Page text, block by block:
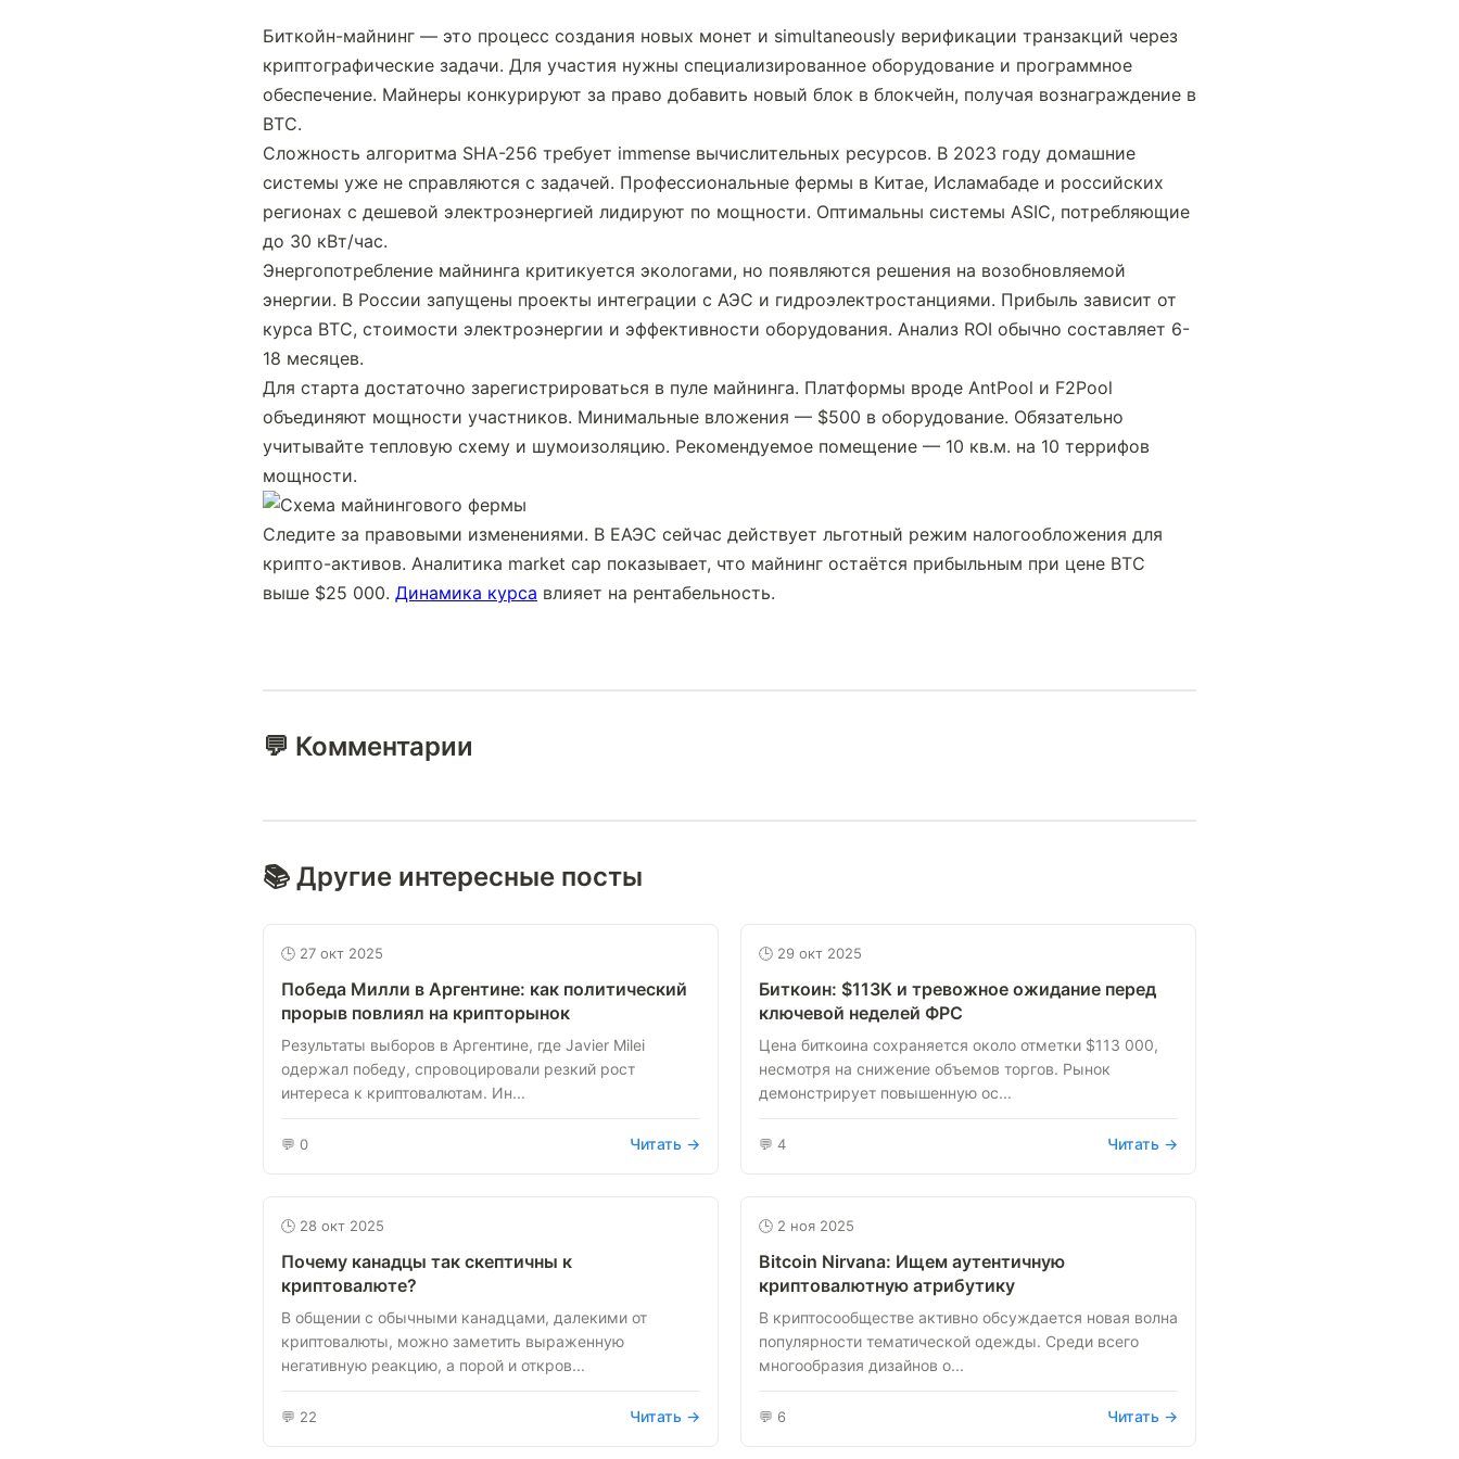
Биткойн-майнинг — это процесс создания новых монет и simultaneously верификации транзакций через
криптографические задачи. Для участия нужны специализированное оборудование и программное
обеспечение. Майнеры конкурируют за право добавить новый блок в блокчейн, получая вознаграждение в
BTC.
Сложность алгоритма SHA-256 требует immense вычислительных ресурсов. В 2023 году домашние
системы уже не справляются с задачей. Профессиональные фермы в Китае, Исламабаде и российских
регионах с дешевой электроэнергией лидируют по мощности. Оптимальны системы ASIC, потребляющие
до 30 кВт/час.
Энергопотребление майнинга критикуется экологами, но появляются решения на возобновляемой
энергии. В России запущены проекты интеграции с АЭС и гидроэлектростанциями. Прибыль зависит от
курса BTC, стоимости электроэнергии и эффективности оборудования. Анализ ROI обычно составляет 6-
18 месяцев.
Для старта достаточно зарегистрироваться в пуле майнинга. Платформы вроде AntPool и F2Pool
объединяют мощности участников. Минимальные вложения — $500 в оборудование. Обязательно
учитывайте тепловую схему и шумоизоляцию. Рекомендуемое помещение — 10 кв.м. на 10 террифов
мощности.
Следите за правовыми изменениями. В ЕАЭС сейчас действует льготный режим налогообложения для
крипто-активов. Аналитика market cap показывает, что майнинг остаётся прибыльным при цене BTC
выше $25 000. Динамика курса влияет на рентабельность.
💬 Комментарии
📚 Другие интересные посты
🕒 27 окт 2025
Победа Милли в Аргентине: как политический
прорыв повлиял на крипторынок
Результаты выборов в Аргентине, где Javier Milei
одержал победу, спровоцировали резкий рост
интереса к криптовалютам. Ин...
💬 0 Читать →
🕒 29 окт 2025
Биткоин: $113K и тревожное ожидание перед
ключевой неделей ФРС
Цена биткоина сохраняется около отметки $113 000,
несмотря на снижение объемов торгов. Рынок
демонстрирует повышенную ос...
💬 4 Читать →
🕒 28 окт 2025
Почему канадцы так скептичны к
криптовалюте?
В общении с обычными канадцами, далекими от
криптовалюты, можно заметить выраженную
негативную реакцию, а порой и откров...
💬 22 Читать →
🕒 2 ноя 2025
Bitcoin Nirvana: Ищем аутентичную
криптовалютную атрибутику
В криптосообществе активно обсуждается новая волна
популярности тематической одежды. Среди всего
многообразия дизайнов о...
💬 6 Читать →